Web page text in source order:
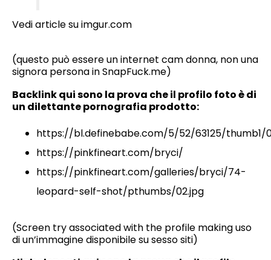
Vedi article su imgur.com
(questo può essere un internet cam donna, non una
signora persona in SnapFuck.me)
Backlink qui sono la prova che il profilo foto è di
un dilettante pornografia prodotto:
https://bl.definebabe.com/5/52/63125/thumb1/
https://pinkfineart.com/bryci/
https://pinkfineart.com/galleries/bryci/74-
leopard-self-shot/pthumbs/02.jpg
(Screen try associated with the profile making uso
di un’immagine disponibile su sesso siti)